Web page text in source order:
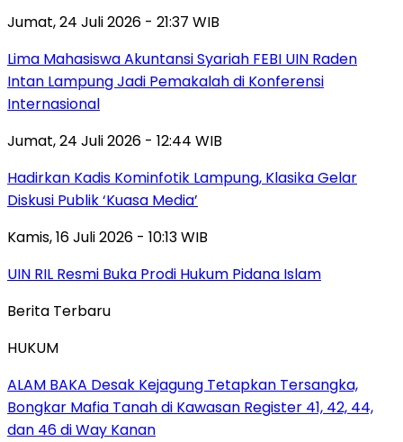
Jumat, 24 Juli 2026 - 21:37 WIB
Lima Mahasiswa Akuntansi Syariah FEBI UIN Raden
Intan Lampung Jadi Pemakalah di Konferensi
Internasional
Jumat, 24 Juli 2026 - 12:44 WIB
Hadirkan Kadis Kominfotik Lampung, Klasika Gelar
Diskusi Publik ‘Kuasa Media’
Kamis, 16 Juli 2026 - 10:13 WIB
UIN RIL Resmi Buka Prodi Hukum Pidana Islam
Berita Terbaru
HUKUM
ALAM BAKA Desak Kejagung Tetapkan Tersangka,
Bongkar Mafia Tanah di Kawasan Register 41, 42, 44,
dan 46 di Way Kanan